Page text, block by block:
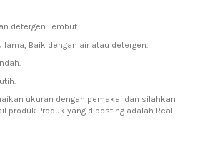
detergen Lembut.
lama, Baik dengan air atau detergen.
ukuran dengan pemakai dan silahkan
produk.Produk yang diposting adalah Real